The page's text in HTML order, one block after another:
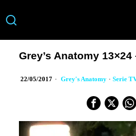
Grey’s Anatomy
22/05/2017 Grey's Anatomy · Serie